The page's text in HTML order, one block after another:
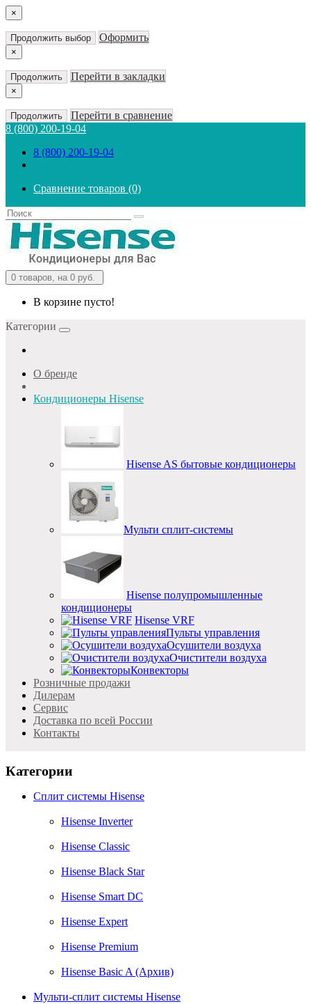
×
Продолжить выбор Оформить
×
Продолжить Перейти в закладки
×
Продолжить
Перейти в сравнение
8 (800) 200-19-04
8 (800) 200-19-04
Сравнение товаров (0)
0 товаров, на 0 руб.
В корзине пусто!
Категории
О бренде
Кондиционеры Hisense
Hisense AS бытовые кондиционеры
Мульти сплит-системы
Hisense полупромышленные
кондиционеры
Hisense VRF
Пульты управления
Осушители воздуха
Очистители воздуха
Конвекторы
Розничные продажи
Дилерам
Cервис
Доставка по всей России
Контакты
Категории
Сплит системы Hisense
Hisense Inverter
Hisense Classic
Hisense Black Star
Hisense Smart DC
Hisense Expert
Hisense Premium
Hisense Basic A (Архив)
Мульти-сплит системы Hisense